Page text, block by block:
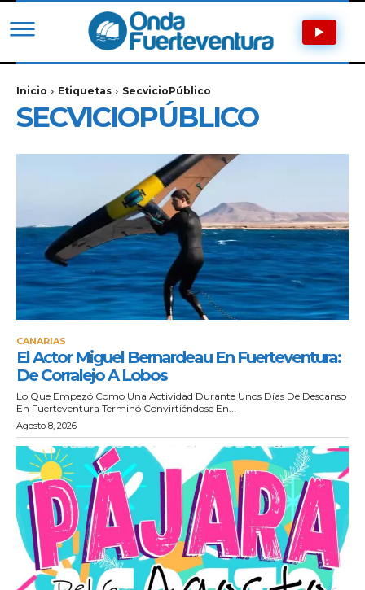
Inicio Etiquetas SecvicioPúblico
SECVICIOPÚBLICO
CANARIAS
El Actor Miguel Bernardeau En Fuerteventura:
De Corralejo A Lobos
Lo Que Empezó Como Una Actividad Durante Unos Días De Descanso
En Fuerteventura Terminó Convirtiéndose En...
Agosto 8, 2026